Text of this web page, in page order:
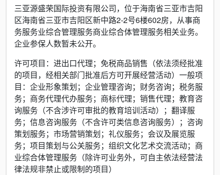
三亚源盛荣国际投资有限公司，位于海南省三亚市吉阳
区海南省三亚市吉阳区新中路2-2号6楼602房，从事商
务服务业综合管理服务商业综合体管理服务相关业务。
企业参保人数暂未公开。
许可项目：进出口代理；免税商品销售（依法须经批准
的项目，经相关部门批准后方可开展经营活动）一般项
目：企业形象策划；企业管理咨询；财务咨询；税务服
务；商务代理代办服务；商标代理；销售代理；教育咨
询服务（不含涉许可审批的教育培训活动）；翻译服
务；信息咨询服务（不含许可类信息咨询服务）；咨询
策划服务；市场营销策划；礼仪服务；会议及展览服
务；项目策划与公关服务；组织文化艺术交流活动；商
业综合体管理服务（除许可业务外，可自主依法经营法
律法规非禁止或限制的项目）